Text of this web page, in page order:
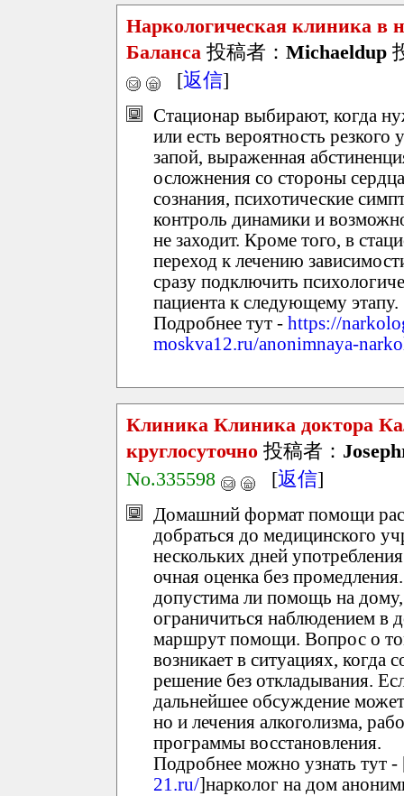
Наркологическая клиника в
Баланса 投稿者： Michaeldup
[返信]
Стационар выбирают, когда
или есть вероятность
запой, выраженная
осложнения со стороны
сознания, психотические
контроль динамики и
не заходит. Кроме того, в
переход к лечению
сразу подключить
пациента к следующему этапу.
Подробнее тут - https://
moskva12.ru/anonimnaya-
Клиника Клиника доктора
круглосуточно 投稿者：
No.335598
[返信]
Домашний формат помощи
добраться до медицинского
нескольких дней
очная оценка без
допустима ли помощь на
ограничиться наблюдением в
маршрут помощи. Вопрос о
возникает в ситуациях, когда
решение без откладывания.
дальнейшее обсуждение
но и лечения алкоголизма,
программы восстановления.
Подробнее можно узнать тут
21.ru/]нарколог на дом